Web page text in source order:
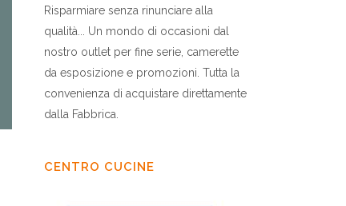
Risparmiare senza rinunciare alla
qualità... Un mondo di occasioni dal
nostro outlet per fine serie, camerette
da esposizione e promozioni. Tutta la
convenienza di acquistare direttamente
dalla Fabbrica.
CENTRO CUCINE